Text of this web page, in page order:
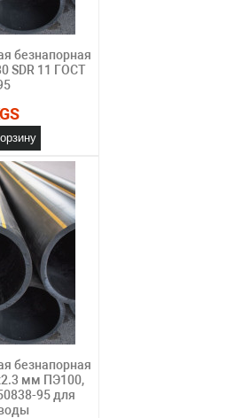
безнапорная
SDR 11 ГОСТ
безнапорная
мм ПЭ100,
95 для